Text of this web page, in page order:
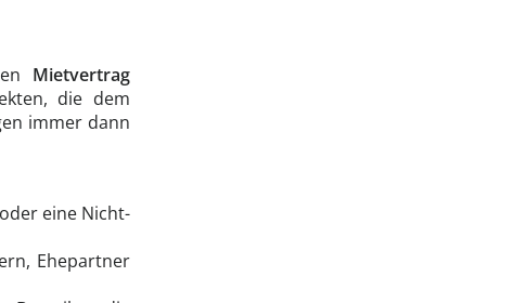
Mietvertrag
die dem
immer dann
eine Nicht-
Ehepartner